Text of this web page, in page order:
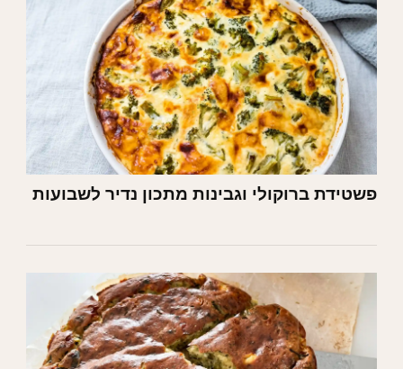
פשטידת ברוקולי וגבינות מתכון נדיר לשבועות